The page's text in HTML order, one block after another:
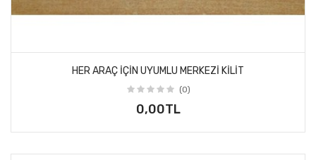
HER ARAÇ IÇIN UYUMLU MERKEZI KILIT
(0)
0,00TL